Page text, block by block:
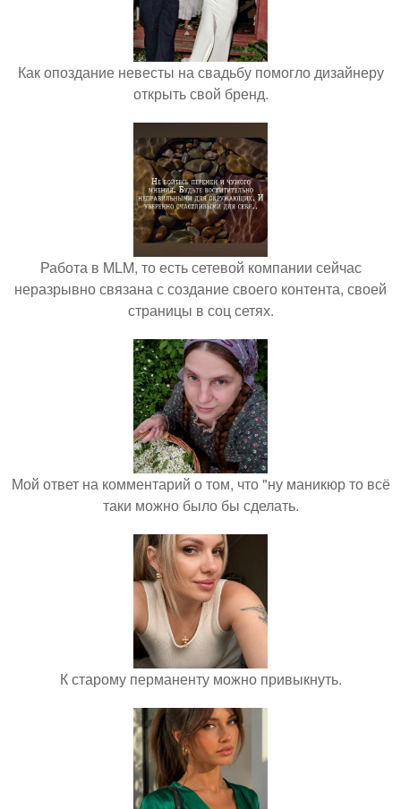
Как опоздание невесты на свадьбу помогло дизайнеру
открыть свой бренд.
Работа в MLM, то есть сетевой компании сейчас
неразрывно связана с создание своего контента, своей
страницы в соц сетях.
Мой ответ на комментарий о том, что "ну маникюр то всё
таки можно было бы сделать.
К старому перманенту можно привыкнуть.